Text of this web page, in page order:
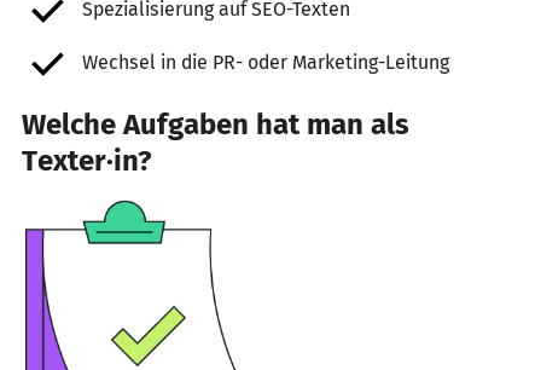
Spezialisierung auf SEO-Texten
Wechsel in die PR- oder Marketing-Leitung
Welche Aufgaben hat man als
Texter·in?